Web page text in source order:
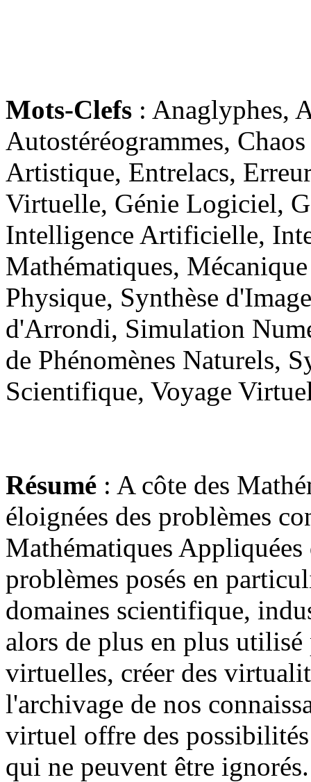
Mots-Clefs : Anaglyphes,
Autostéréogrammes,
Artistique, Entrelacs,
Virtuelle, Génie Logiciel,
Intelligence Artificielle,
Mathématiques,
Physique, Synthèse
d'Arrondi, Simulation
de Phénomènes Naturels,
Scientifique, Voyage
Résumé : A côte des
éloignées des problèmes
Mathématiques
problèmes posés en
domaines scientifique,
alors de plus en plus utilisé
virtuelles, créer des
l'archivage de nos
virtuel offre des
qui ne peuvent être ignorés.